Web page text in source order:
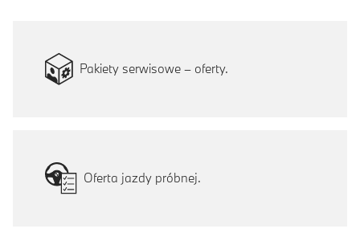
Pakiety serwisowe – oferty.
Oferta jazdy próbnej.